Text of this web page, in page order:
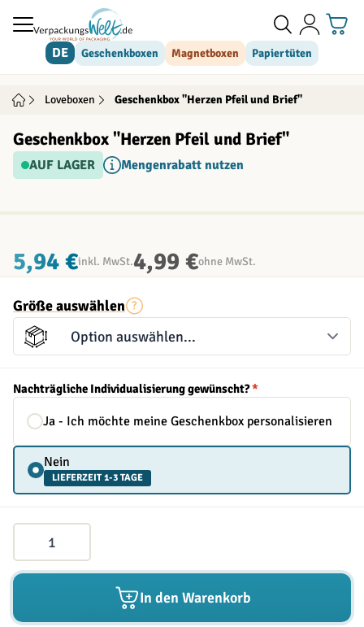
Direkt zum Inhalt
DE Geschenkboxen Magnetboxen Papiertüten
Loveboxen Geschenkbox "Herzen Pfeil und Brief"
Geschenkbox "Herzen Pfeil und Brief"
AUF LAGER Mengenrabatt nutzen
5,94 €inkl. MwSt.4,99 €ohne MwSt.
Größe auswählen
Nachträgliche Individualisierung gewünscht?*
Ja - Ich möchte meine Geschenkbox personalisieren
Nein
LIEFERZEIT 1-3 TAGE
In den Warenkorb